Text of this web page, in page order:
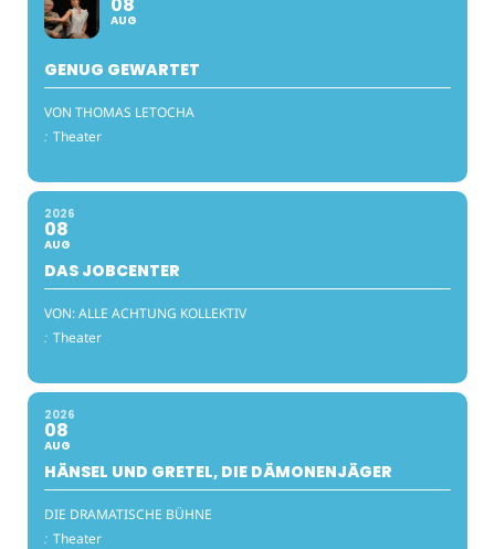
AUG
GENUG GEWARTET
VON THOMAS LETOCHA
: Theater
2026
08
AUG
DAS JOBCENTER
VON: ALLE ACHTUNG KOLLEKTIV
: Theater
2026
08
AUG
HÄNSEL UND GRETEL, DIE DÄMONENJÄGER
DIE DRAMATISCHE BÜHNE
: Theater